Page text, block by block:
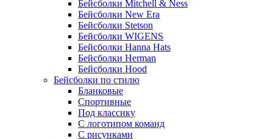
Бейсболки Mitchell & Ness
Бейсболки New Era
Бейсболки Stetson
Бейсболки WIGENS
Бейсболки Hanna Hats
Бейсболки Herman
Бейсболки Hood
Бейсболки по стилю
Бланковые
Спортивные
Под классику
С логотипом команд
С рисунками